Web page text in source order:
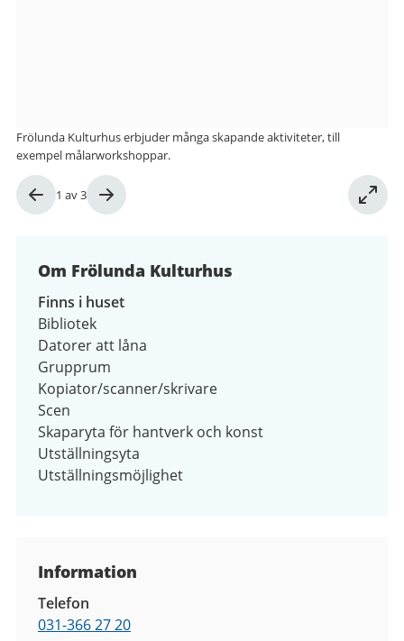
Bild
1 av3
Frölunda Kulturhus erbjuder många skapande aktiviteter, till
exempel målarworkshoppar.
Om Frölunda Kulturhus
Finns i huset
Bibliotek
Datorer att låna
Grupprum
Kopiator/scanner/skrivare
Scen
Skaparyta för hantverk och konst
Utställningsyta
Utställningsmöjlighet
Information
Telefon
031-366 27 20